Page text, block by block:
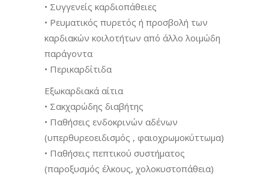
• Συγγενείς καρδιοπάθειες
• Ρευματικός πυρετός ή προσβολή των
καρδιακών κοιλοτήτων από άλλο λοιμώδη
παράγοντα
• Περικαρδίτιδα
Εξωκαρδιακά αίτια
• Σακχαρώδης διαβήτης
• Παθήσεις ενδοκρινών αδένων
(υπερθυρεοειδισμός , φαιοχρωμοκύττωμα)
• Παθήσεις πεπτικού συστήματος
(παροξυσμός έλκους, χολοκυστοπάθεια)